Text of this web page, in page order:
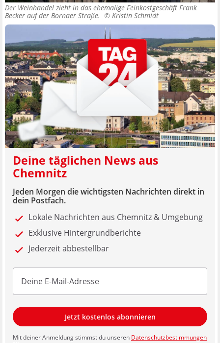
Der Weinhandel zieht in das ehemalige Feinkostgeschäft Frank
Becker auf der Bornaer Straße. © Kristin Schmidt
Deine täglichen News aus
Chemnitz
Jeden Morgen die wichtigsten Nachrichten direkt in
dein Postfach.
Lokale Nachrichten aus Chemnitz & Umgebung
Exklusive Hintergrundberichte
Jederzeit abbestellbar
Jetzt kostenlos abonnieren
Mit deiner Anmeldung stimmst du unseren Datenschutzbestimmungen